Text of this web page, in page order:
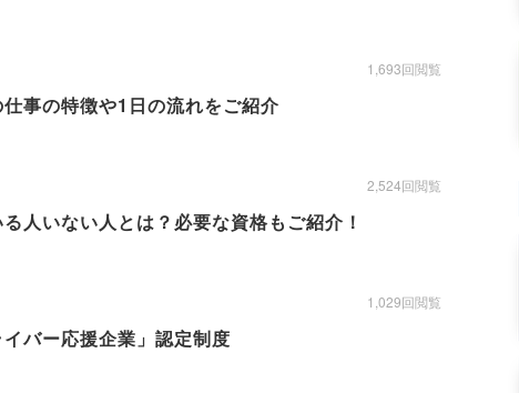
1,693回閲覧
事の特徴や1日の流れをご紹介
2,524回閲覧
人いない人とは？必要な資格もご紹介！
1,029回閲覧
バー応援企業」認定制度